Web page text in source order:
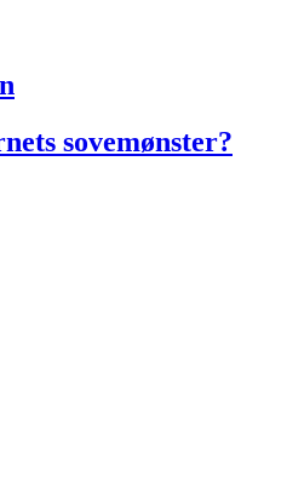
sovemønster?